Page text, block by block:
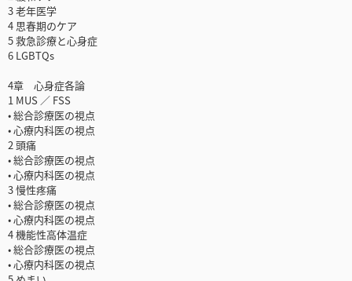
3 老年医学
4 思春期のケア
5 救急診療と心身症
6 LGBTQs
4章 心身症各論
1 MUS ／ FSS
• 総合診療医の視点
• 心療内科医の視点
2 頭痛
• 総合診療医の視点
• 心療内科医の視点
3 慢性疼痛
• 総合診療医の視点
• 心療内科医の視点
4 機能性高体温症
• 総合診療医の視点
• 心療内科医の視点